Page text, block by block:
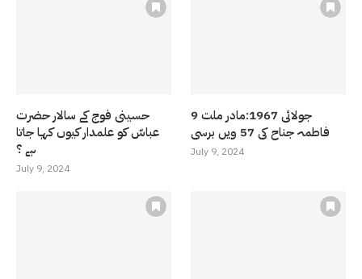
حسینی فوج کے سالار حضرت
عباسّ کو علمدار کیوں کہا جاتا
ہے ؟
July 9, 2024
9 جولائی 1967:مادر ملت
فاطمہ جناح کی 57 ویں برسی
July 9, 2024